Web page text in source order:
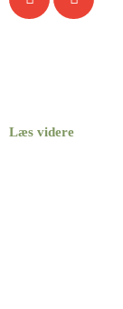
Læs videre